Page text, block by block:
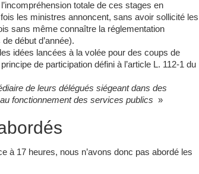
totale de ces stages en
les ministres annoncent, sans avoir sollicité les
sans même connaître la réglementation
début d’année).
idées lancées à la volée pour des coups de
de participation défini à l’article L. 112-1 du
de leurs délégués siégeant dans des
fonctionnement des services publics »
à 17 heures, nous n’avons donc pas abordé les